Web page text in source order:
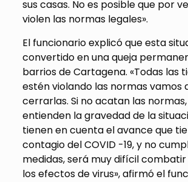
sus casas. No es posible que por
violen las normas legales».
El funcionario explicó que esta
convertido en una queja
barrios de Cartagena. «Todas las
estén violando las normas vamos
cerrarlas. Si no acatan las
entienden la gravedad de la
tienen en cuenta el avance que
contagio del COVID -19, y no
medidas, será muy difícil
los efectos de virus», afirmó el